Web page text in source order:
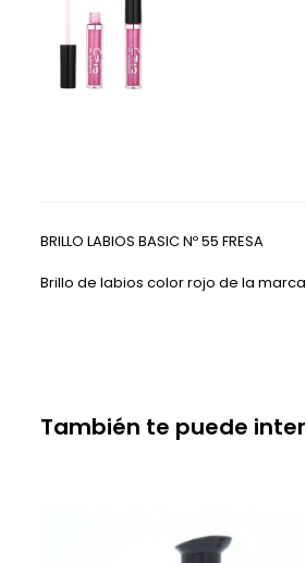
BRILLO LABIOS BASIC Nº 55 FRESA
Brillo de labios color rojo de la
También te puede